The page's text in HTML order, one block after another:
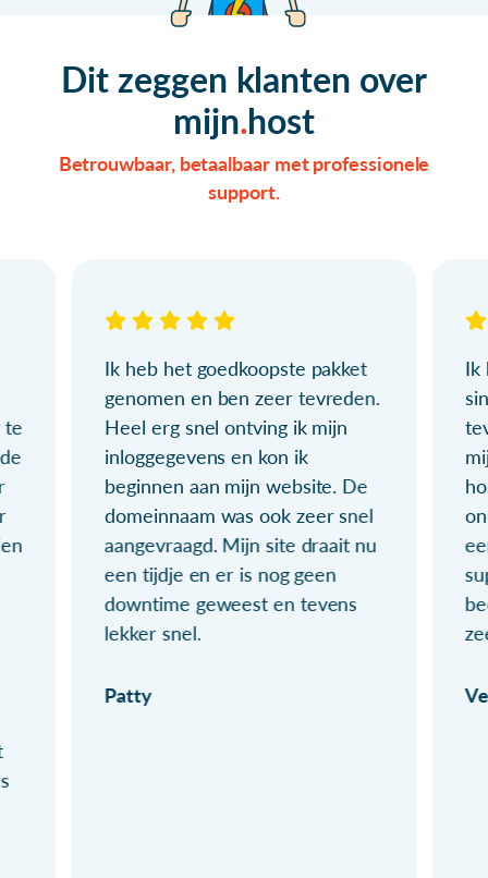
Dit zeggen klanten over
mijn host
Betrouwbaar, betaalbaar met professionele
support.
te
Ik heb het goedkoopste pakket
genomen en ben zeer tevreden.
Heel erg snel ontving ik mijn
inloggegevens en kon ik
beginnen aan mijn website. De
domeinnaam was ook zeer snel
aangevraagd. Mijn site draait nu
een tijdje en er is nog geen
downtime geweest en tevens
lekker snel.
Patty
Ik